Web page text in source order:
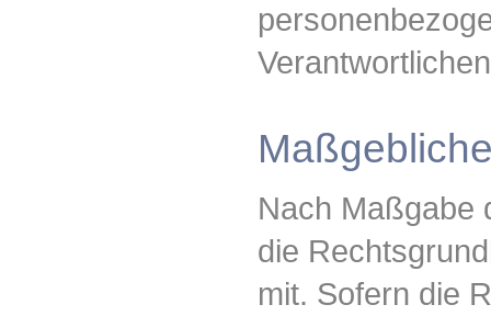
Nach Maßgabe
die
mit. Sofern die